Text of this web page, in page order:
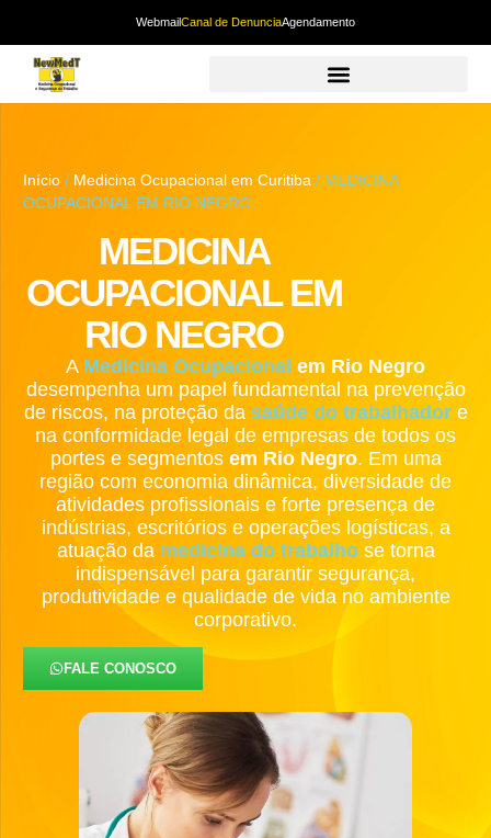
WebmailCanal de DenunciaAgendamento
Início / Medicina Ocupacional em Curitiba / MEDICINA
OCUPACIONAL EM RIO NEGRO
MEDICINA
OCUPACIONAL EM
RIO NEGRO
A Medicina Ocupacional em Rio Negro
desempenha um papel fundamental na prevenção
de riscos, na proteção da saúde do trabalhadore
na conformidade legal de empresas de todos os
portes e segmentos em Rio Negro. Em uma
região com economia dinâmica, diversidade de
atividades profissionais e forte presença de
indústrias, escritórios e operações logísticas, a
atuação da medicina do trabalhose torna
indispensável para garantir segurança,
produtividade e qualidade de vida no ambiente
corporativo.
FALE CONOSCO